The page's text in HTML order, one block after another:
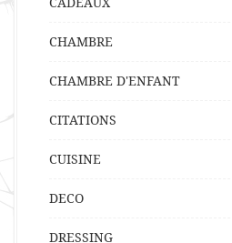
CHAMBRE
CHAMBRE D'ENFANT
CITATIONS
CUISINE
DECO
DRESSING